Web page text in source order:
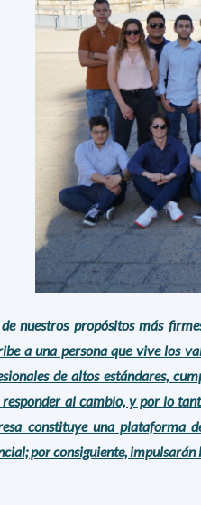
nuestros propósitos más
a una persona que vive los
de altos estándares,
al cambio, y por lo
constituye una plataforma
por consiguiente, impulsarán